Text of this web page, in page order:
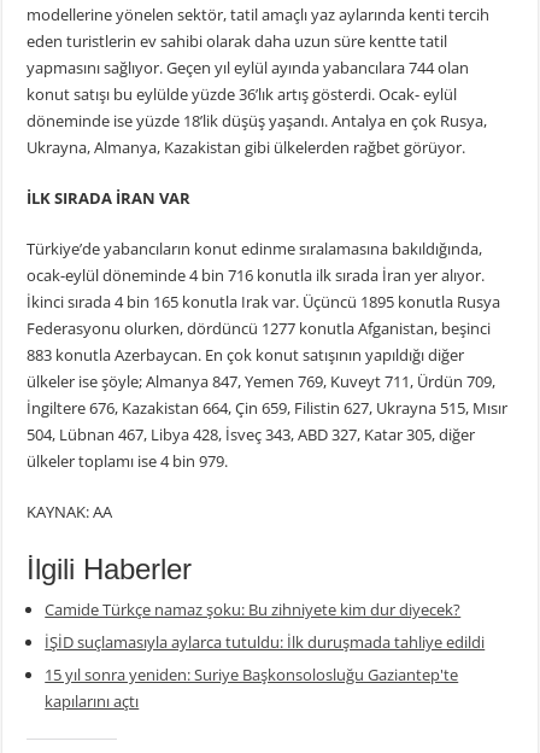
modellerine yönelen sektör, tatil amaçlı yaz aylarında kenti tercih
eden turistlerin ev sahibi olarak daha uzun süre kentte tatil
yapmasını sağlıyor. Geçen yıl eylül ayında yabancılara 744 olan
konut satışı bu eylülde yüzde 36’lık artış gösterdi. Ocak- eylül
döneminde ise yüzde 18’lik düşüş yaşandı. Antalya en çok Rusya,
Ukrayna, Almanya, Kazakistan gibi ülkelerden rağbet görüyor.
İLK SIRADA İRAN VAR
Türkiye’de yabancıların konut edinme sıralamasına bakıldığında,
ocak-eylül döneminde 4 bin 716 konutla ilk sırada İran yer alıyor.
İkinci sırada 4 bin 165 konutla Irak var. Üçüncü 1895 konutla Rusya
Federasyonu olurken, dördüncü 1277 konutla Afganistan, beşinci
883 konutla Azerbaycan. En çok konut satışının yapıldığı diğer
ülkeler ise şöyle; Almanya 847, Yemen 769, Kuveyt 711, Ürdün 709,
İngiltere 676, Kazakistan 664, Çin 659, Filistin 627, Ukrayna 515, Mısır
504, Lübnan 467, Libya 428, İsveç 343, ABD 327, Katar 305, diğer
ülkeler toplamı ise 4 bin 979.
KAYNAK: AA
İlgili Haberler
Camide Türkçe namaz şoku: Bu zihniyete kim dur diyecek?
İŞİD suçlamasıyla aylarca tutuldu: İlk duruşmada tahliye edildi
15 yıl sonra yeniden: Suriye Başkonsolosluğu Gaziantep'te
kapılarını açtı